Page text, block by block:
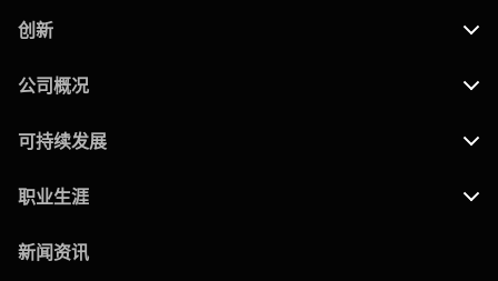
创新
公司概况
可持续发展
职业生涯
新闻资讯